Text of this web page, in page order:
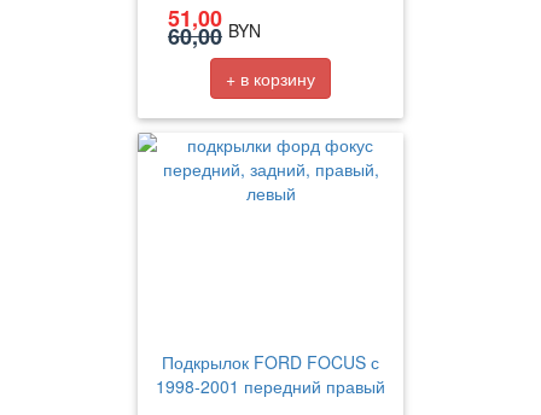
51,00
60,00 BYN
+ в корзину
Подкрылок FORD FOCUS с
1998-2001 передний правый